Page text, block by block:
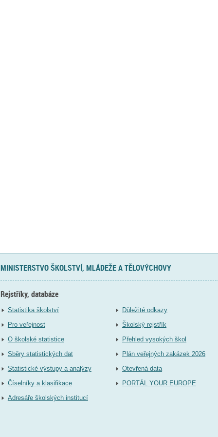
MINISTERSTVO ŠKOLSTVÍ, MLÁDEŽE A TĚLOVÝCHOVY
Rejstříky, databáze
Statistika školství
Pro veřejnost
O školské statistice
Sběry statistických dat
Statistické výstupy a analýzy
Číselníky a klasifikace
Adresáře školských institucí
Důležité odkazy
Školský rejstřík
Přehled vysokých škol
Plán veřejných zakázek 2026
Otevřená data
PORTÁL YOUR EUROPE